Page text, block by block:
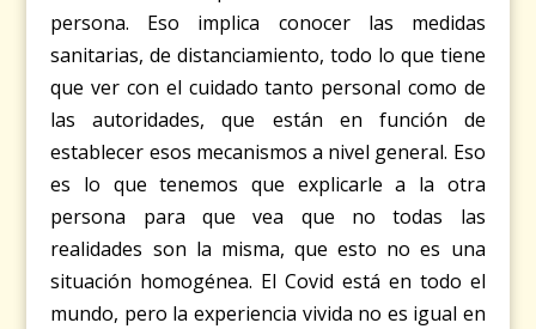
persona. Eso implica conocer las medidas
sanitarias, de distanciamiento, todo lo que tiene
que ver con el cuidado tanto personal como de
las autoridades, que están en función de
establecer esos mecanismos a nivel general. Eso
es lo que tenemos que explicarle a la otra
persona para que vea que no todas las
realidades son la misma, que esto no es una
situación homogénea. El Covid está en todo el
mundo, pero la experiencia vivida no es igual en